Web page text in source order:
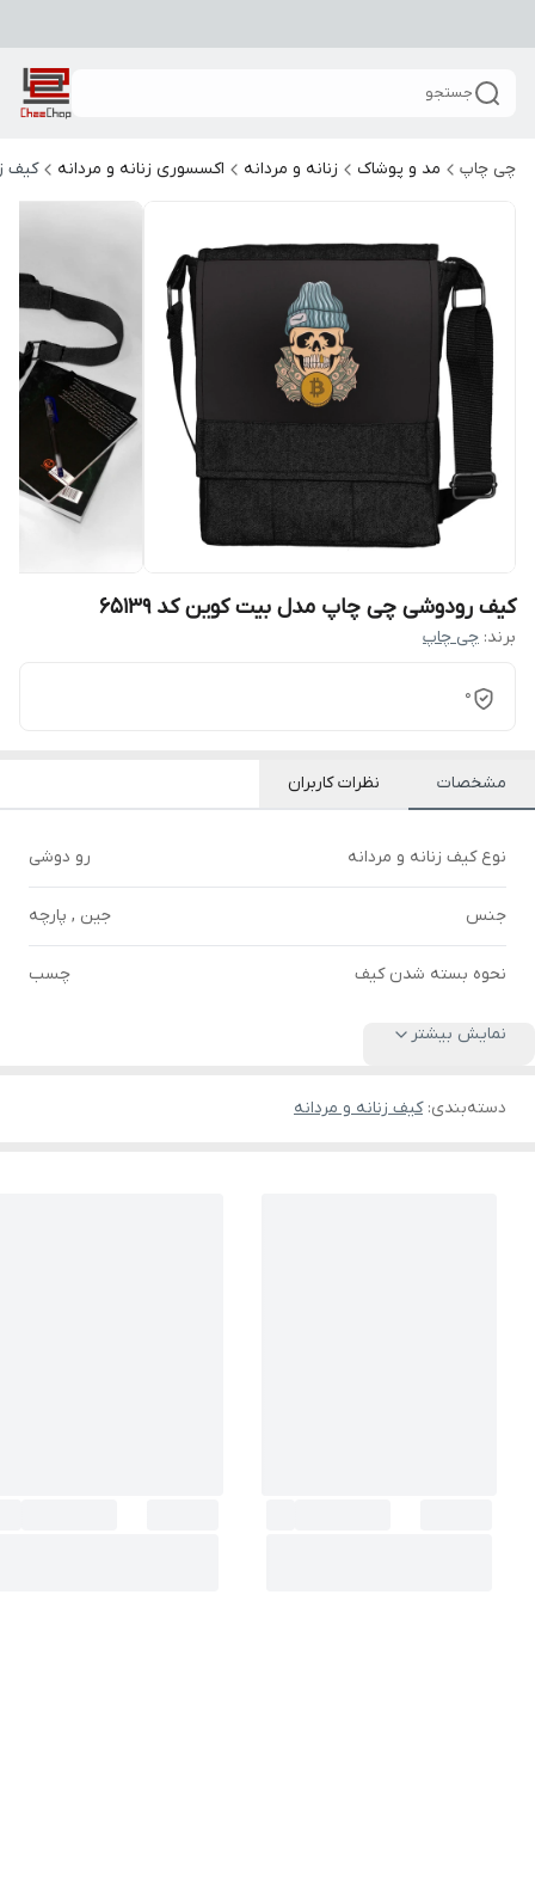
جستجو
چی چاپ مد و پوشاک زنانه و مردانه اکسسوری زنانه و مردانه کیف
کیف رودوشی چی چاپ مدل بیت کوین کد 65139
برند: چی چاپ
0
مشخصات نظرات کاربران
نوع کیف زنانه و مردانه رو دوشی
جنس جین , پارچه
نحوه بسته شدن کیف چسب
نمایش بیشتر
دسته‌بندی:کیف زنانه و مردانه